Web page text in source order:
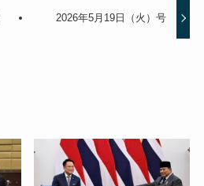
2026年5月19日（火）号